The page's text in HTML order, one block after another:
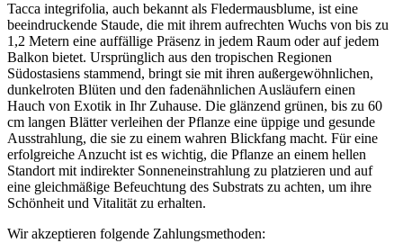
Tacca integrifolia, auch bekannt als Fledermausblume, ist eine
beeindruckende Staude, die mit ihrem aufrechten Wuchs von bis zu
1,2 Metern eine auffällige Präsenz in jedem Raum oder auf jedem
Balkon bietet. Ursprünglich aus den tropischen Regionen
Südostasiens stammend, bringt sie mit ihren außergewöhnlichen,
dunkelroten Blüten und den fadenähnlichen Ausläufern einen
Hauch von Exotik in Ihr Zuhause. Die glänzend grünen, bis zu 60
cm langen Blätter verleihen der Pflanze eine üppige und gesunde
Ausstrahlung, die sie zu einem wahren Blickfang macht. Für eine
erfolgreiche Anzucht ist es wichtig, die Pflanze an einem hellen
Standort mit indirekter Sonneneinstrahlung zu platzieren und auf
eine gleichmäßige Befeuchtung des Substrats zu achten, um ihre
Schönheit und Vitalität zu erhalten.
Wir akzeptieren folgende Zahlungsmethoden: